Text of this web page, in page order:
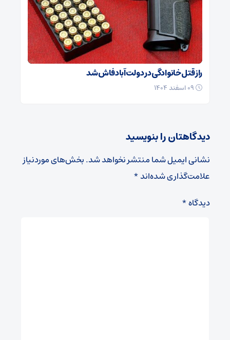
راز قتل خانوادگی در دولت‌آباد فاش شد
دیدگاهتان را بنویسید
نشانی ایمیل شما منتشر نخواهد شد.بخش‌های موردنیاز
علامت‌گذاری شده‌اند*
دیدگاه*